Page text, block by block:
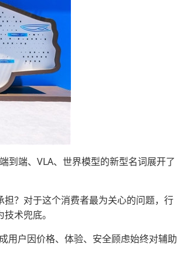
到端、VLA、世界模型的新型名词展开了
？对于这个消费者最为关心的问题，行
术兜底。
用户因价格、体验、安全顾虑始终对辅助